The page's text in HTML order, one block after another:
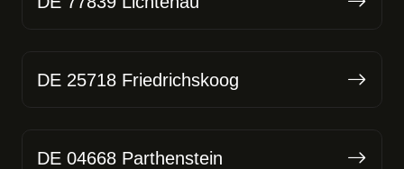
DE 25718 Friedrichskoog
DE 04668 Parthenstein